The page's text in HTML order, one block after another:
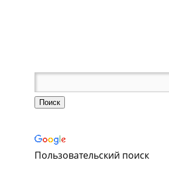
Пользовательский поиск